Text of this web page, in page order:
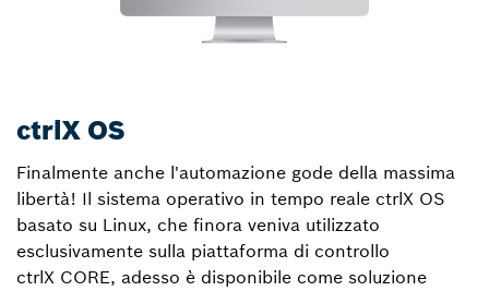
ctrlX OS
Finalmente anche l'automazione gode della massima
libertà! Il sistema operativo in tempo reale ctrlX OS
basato su Linux, che finora veniva utilizzato
esclusivamente sulla piattaforma di controllo
ctrlX CORE, adesso è disponibile come soluzione